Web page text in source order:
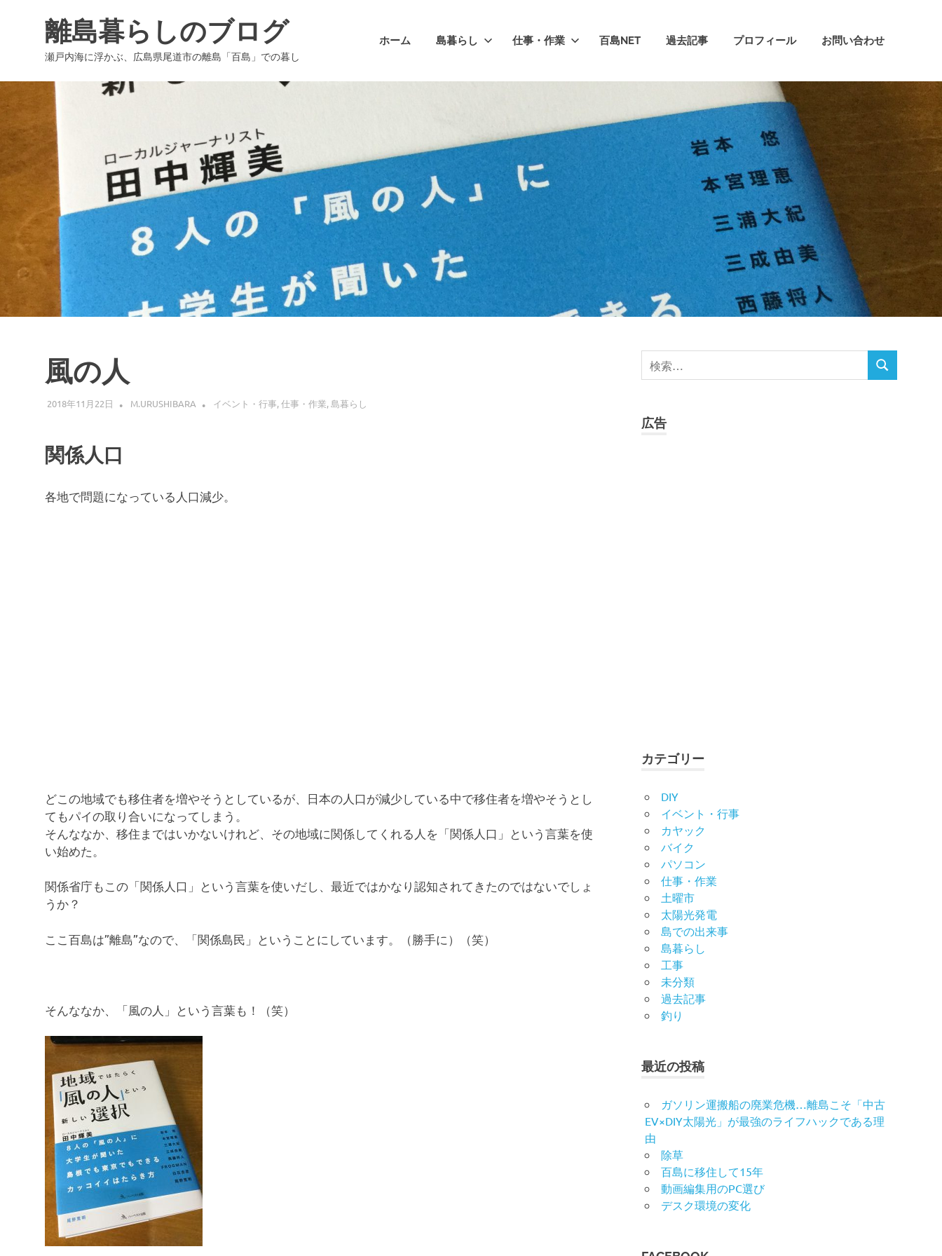
ス
離島暮らしのブログ
瀬戸内海に浮かぶ、広島県尾道市の離島「百島」での暮し
ホーム 島暮らし 仕事・作業 百島NET 過去記事 プロフィール お問い合わせ
風の人
2018年11月22日 M.URUSHIBARA イベント・行事,仕事・作業,島暮らし
関係人口
各地で問題になっている人口減少。
どこの地域でも移住者を増やそうとしているが、日本の人口が減少している中で移住者を増やそうとし
てもパイの取り合いになってしまう。
そんななか、移住まではいかないけれど、その地域に関係してくれる人を「関係人口」という言葉を使
い始めた。
関係省庁もこの「関係人口」という言葉を使いだし、最近ではかなり認知されてきたのではないでしょ
うか？
ここ百島は”離島”なので、「関係島民」ということにしています。（勝手に）（笑）
そんななか、「風の人」という言葉も！（笑）
検
索
検
広告
カテゴリー
DIY
イベント・行事
カヤック
バイク
パソコン
仕事・作業
土曜市
太陽光発電
島での出来事
島暮らし
工事
未分類
過去記事
釣り
最近の投稿
ガソリン運搬船の廃業危機…離島こそ「中古
EV×DIY太陽光」が最強のライフハックである理
由
除草
百島に移住して15年
動画編集用のPC選び
デスク環境の変化